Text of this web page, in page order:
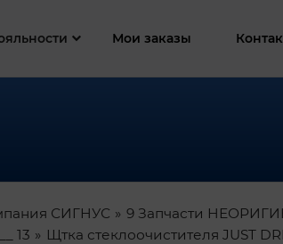
Мои заказы
СИГНУС
9 Запчасти
13
Щтка стеклоочистителя JUST